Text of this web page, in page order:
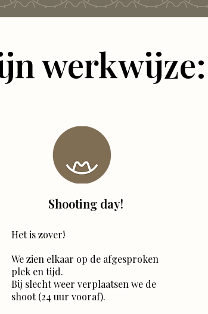
werkwijze:
Shooting day!
Het is zover!
We zien elkaar op de afgesproken
plek en tijd.
Bij slecht weer verplaatsen we de
shoot (24 uur vooraf).